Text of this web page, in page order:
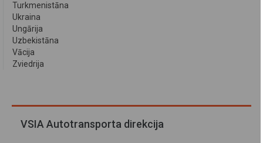
Turkmenistāna
Ukraina
Ungārija
Uzbekistāna
Vācija
Zviedrija
VSIA Autotransporta direkcija